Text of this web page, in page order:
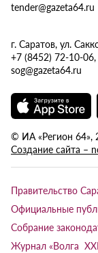
tender@gazeta64.ru
г. Саратов, ул.
+7 (8452) 72-10-
sog@gazeta64.ru
© ИА «Регион 64»,
Создание сайта –
Правительство
Официальные
Собрание
Журнал «Волга